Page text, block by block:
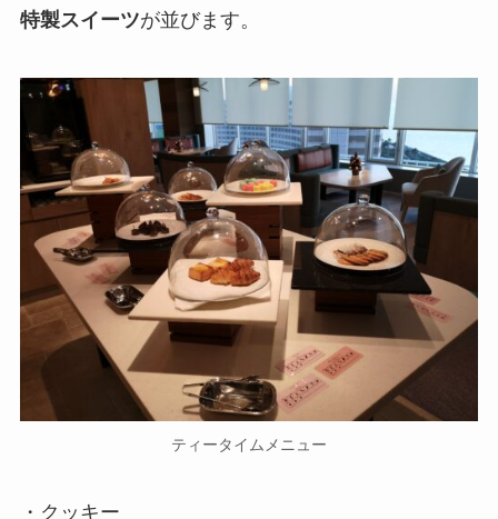
特製スイーツが並びます。
ティータイムメニュー
・クッキー